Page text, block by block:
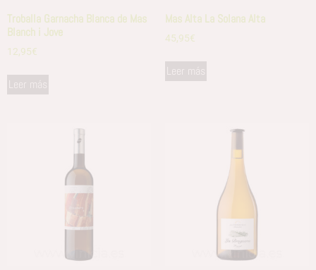
Troballa Garnacha Blanca de Mas
Blanch i Jove
12,95€
Leer más
Mas Alta La Solana Alta
45,95€
Leer más